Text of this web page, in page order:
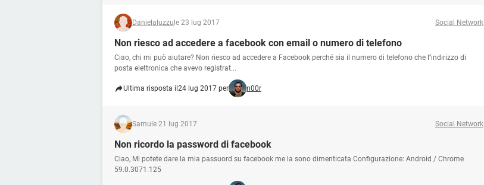
Danielaluzzu le 23 lug 2017 Social Network
Non riesco ad accedere a facebook con email o numero di telefono
Ciao, chi mi può aiutare? Non riesco ad accedere a Facebook perché sia il numero di telefono che l''indirizzo di
posta elettronica che avevo registrat...
Ultima risposta il 24 lug 2017 per n00r
Samu le 21 lug 2017 Social Network
Non ricordo la password di facebook
Ciao, Mi potete dare la mia passuord su facebook me la sono dimenticata Configurazione: Android / Chrome
59.0.3071.125